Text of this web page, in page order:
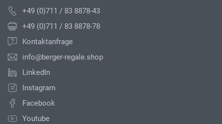
+49 (0)711 / 83 8878-43
+49 (0)711 / 83 8878-78
Kontaktanfrage
info@berger-regale.shop
LinkedIn
Instagram
Facebook
Youtube